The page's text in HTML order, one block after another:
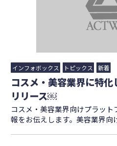
インフォボックス トピックス 新着
コスメ・美容業界に特
リリース￼
コスメ・美容業界向けプラッ
報をお伝えします。美容業界